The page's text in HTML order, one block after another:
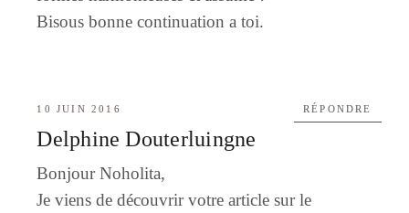
Bisous bonne continuation a toi.
10 JUIN 2016
Delphine Douterluingne
Bonjour Noholita,
Je viens de découvrir votre article sur le
RÉPONDRE